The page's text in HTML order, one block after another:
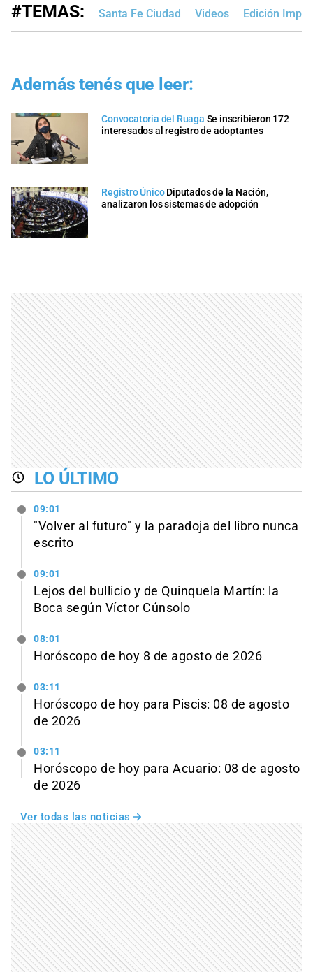
#TEMAS: Santa Fe Ciudad Videos Edición
Además tenés que leer:
Convocatoria del Ruaga Se inscribieron 172
interesados al registro de adoptantes
Registro Único Diputados de la Nación,
analizaron los sistemas de adopción
LO ÚLTIMO
09:01
"Volver al futuro" y la paradoja del libro nunca
escrito
09:01
Lejos del bullicio y de Quinquela Martín: la
Boca según Víctor Cúnsolo
08:01
Horóscopo de hoy 8 de agosto de 2026
03:11
Horóscopo de hoy para Piscis: 08 de agosto
de 2026
03:11
Horóscopo de hoy para Acuario: 08 de agosto
de 2026
Ver todas las noticias